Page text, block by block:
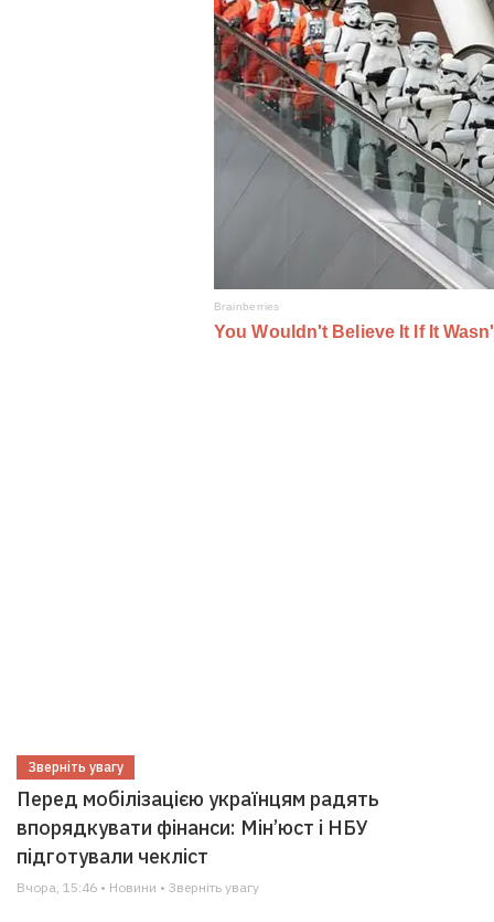
Зверніть увагу
Перед мобілізацією українцям радять
впорядкувати фінанси: Мін’юст і НБУ
підготували чекліст
Вчора, 15:46 • Новини • Зверніть увагу